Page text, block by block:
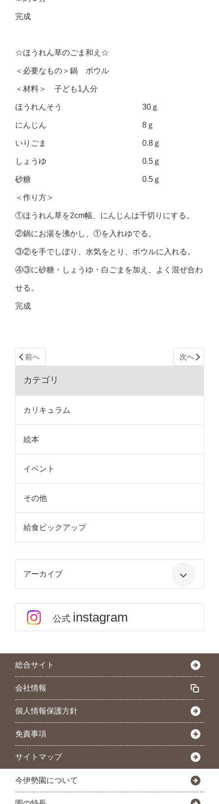
完成
☆ほうれん草のごま和え☆
＜必要なもの＞鍋 ボウル
＜材料＞ 子ども1人分
ほうれんそう 30ｇ
にんじん 8ｇ
いりごま 0.8ｇ
しょうゆ 0.5ｇ
砂糖 0.5ｇ
＜作り方＞
①ほうれん草を2cm幅、にんじんは千切りにする。
②鍋にお湯を沸かし、①を入れゆでる。
③②を手でしぼり、水気をとり、ボウルに入れる。
④③に砂糖・しょうゆ・白ごまを加え、よく混ぜ合わ
せる。
完成
前へ 次へ
カテゴリ
カリキュラム
絵本
イベント
その他
給食ピックアップ
アーカイブ
公式 instagram
総合サイト
会社情報
個人情報保護方針
免責事項
サイトマップ
今伊勢園について